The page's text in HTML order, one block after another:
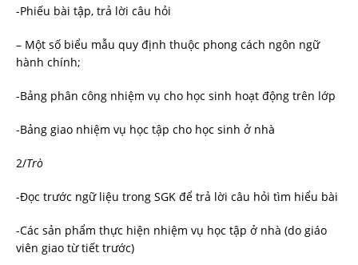
-Phiếu bài tập, trả lời câu hỏi
– Một số biểu mẫu quy định thuộc phong cách ngôn ngữ
hành chính;
-Bảng phân công nhiệm vụ cho học sinh hoạt động trên lớp
-Bảng giao nhiệm vụ học tập cho học sinh ở nhà
2/Trò
-Đọc trước ngữ liệu trong SGK để trả lời câu hỏi tìm hiểu bài
-Các sản phẩm thực hiện nhiệm vụ học tập ở nhà (do giáo
viên giao từ tiết trước)